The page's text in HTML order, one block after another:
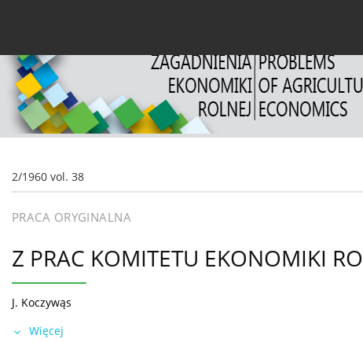
2/1960 vol. 38
PRACA ORYGINALNA
Z PRAC KOMITETU EKONOMIKI
J. Koczywąs
Więcej